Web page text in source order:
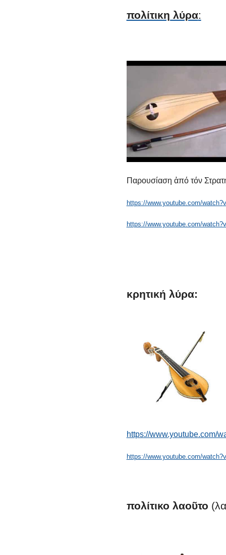
πολίτικη λύρα:
Παρουσίαση ἀπό τόν
https://www.youtube.com/watch?
https://www.youtube.com/
κρητική λύρα:
https://www.youtube.com/
https://www.youtube.com/
πολίτικο λαοῦτο